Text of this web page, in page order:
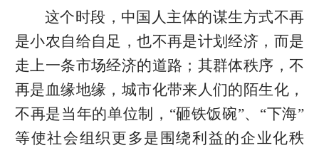
这个时段，中国人主体的谋生方式不再
是小农自给自足，也不再是计划经济，而是
走上一条市场经济的道路；其群体秩序，不
再是血缘地缘，城市化带来人们的陌生化，
不再是当年的单位制，“砸铁饭碗”、“下海”
等使社会组织更多是围绕利益的企业化秩